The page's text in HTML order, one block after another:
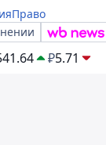
Право
₽5.71